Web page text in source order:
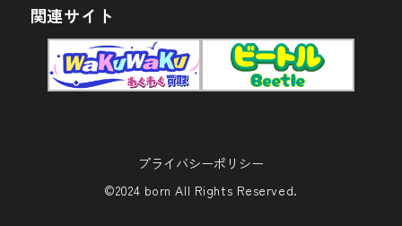
関連サイト
プライバシーポリシー
©2024 born All Rights Reserved.